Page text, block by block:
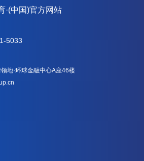
·(中国)官方网站
5033
地·环球金融中心A座46楼